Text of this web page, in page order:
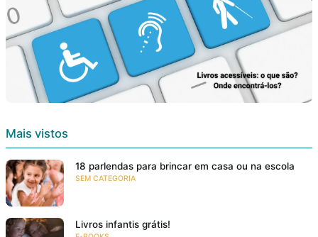
Mais vistos
18 parlendas para brincar em casa ou na escola
SEM CATEGORIA
Livros infantis grátis!